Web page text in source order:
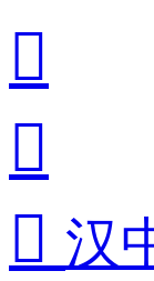


 汉